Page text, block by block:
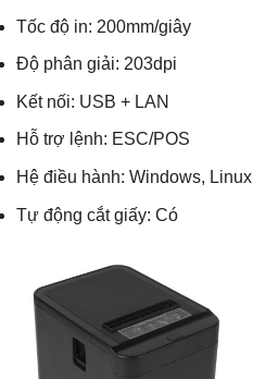
Tốc độ in: 200mm/giây
Độ phân giải: 203dpi
Kết nối: USB + LAN
Hỗ trợ lệnh: ESC/POS
Hệ điều hành: Windows, Linux
Tự động cắt giấy: Có